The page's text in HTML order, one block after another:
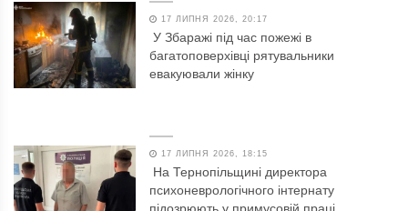
17 ЛИПНЯ 2026, 20:17
У Збаражі під час пожежі в
багатоповерхівці рятувальники
евакуювали жінку
17 ЛИПНЯ 2026, 18:15
На Тернопільщині директора
психоневрологічного інтернату
підозрюють у примусовій праці